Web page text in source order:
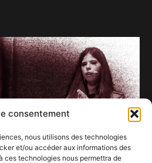
consentement
nous utilisons des technologies
et/ou accéder aux informations des
ces technologies nous permettra de